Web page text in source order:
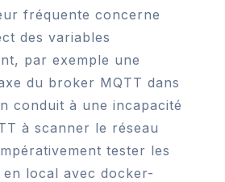
fréquente concerne
des variables
par exemple une
du broker MQTT dans
conduit à une incapacité
à scanner le réseau
tester les
local avec docker-